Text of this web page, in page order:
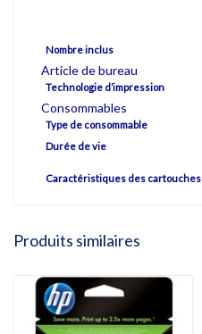
Nombre inclus
Article de bureau
Technologie d’impression
Consommables
Type de consommable
Durée de vie
Caractéristiques des cartouches
Produits similaires